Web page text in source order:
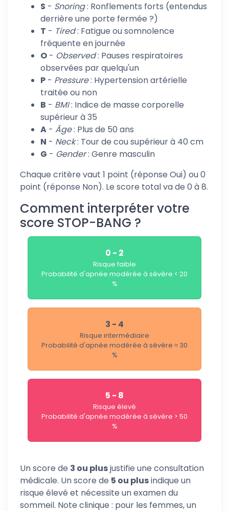
S - Snoring: Ronflements forts (entendus
derrière une porte fermée ?)
T - Tired: Fatigue ou somnolence
fréquente en journée
O - Observed: Pauses respiratoires
observées par quelqu'un
P - Pressure: Hypertension artérielle
traitée ou non
B - BMI: Indice de masse corporelle
supérieur à 35
A - Âge: Plus de 50 ans
N - Neck: Tour de cou supérieur à 40 cm
G - Gender: Genre masculin
Chaque critère vaut 1 point (réponse Oui) ou 0
point (réponse Non). Le score total va de 0 à 8.
Comment interpréter votre
score STOP-BANG ?
0 - 2
Risque faible
Probabilité d'apnée modérée à sévère < 20
%
3 - 4
Risque intermédiaire
Probabilité d'apnée modérée à sévère ≈ 30
%
5 - 8
Risque élevé
Probabilité d'apnée modérée à sévère > 50
%
Un score de 3 ou plusjustifie une consultation
médicale. Un score de 5 ou plusindique un
risque élevé et nécessite un examen du
sommeil. Note clinique : pour les femmes, un